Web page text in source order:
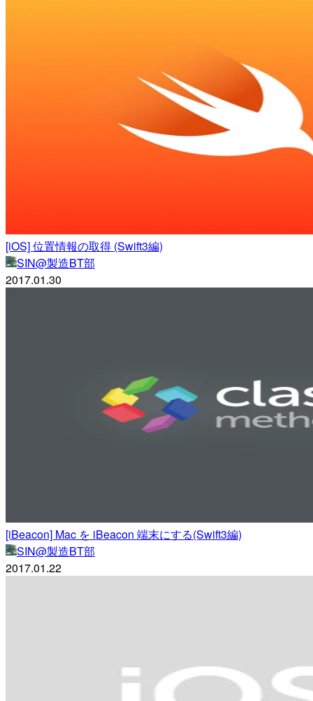
[iOS] 位置情報の取得 (Swift3編)
SIN@製造BT部
2017.01.30
[iBeacon] Mac を iBeacon 端末にする(Swift3編)
SIN@製造BT部
2017.01.22